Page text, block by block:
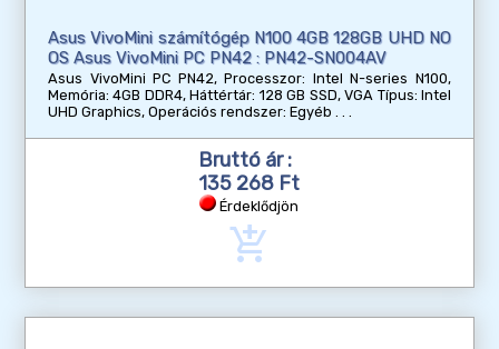
Asus VivoMini számítógép N100 4GB 128GB UHD NO
OS Asus VivoMini PC PN42 : PN42-SN004AV
Asus VivoMini PC PN42, Processzor: Intel N-series N100,
Memória: 4GB DDR4, Háttértár: 128 GB SSD, VGA Típus: Intel
UHD Graphics, Operációs rendszer: Egyéb
Bruttó ár :
135 268 Ft
Érdeklődjön
add_shopping_cart